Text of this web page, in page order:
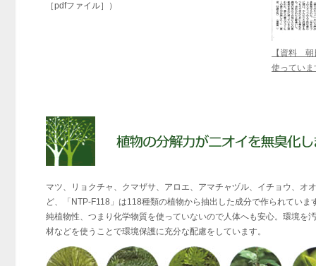
【資料
使っていま
［pdfファイル］）
マツ、リョクチャ、クマザサ、アロエ、アマチャヅル、イチョウ、オ
ど、「NTP-F118」は118種類の植物から抽出した成分で作られていま
純植物性、つまり化学物質を使っていないので人体へも安心。環境を
材などを使うことで環境保護に充分な配慮をしています。